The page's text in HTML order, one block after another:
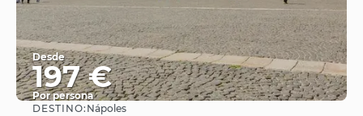
Desde
197 €
Por persona
DESTINO: Nápoles